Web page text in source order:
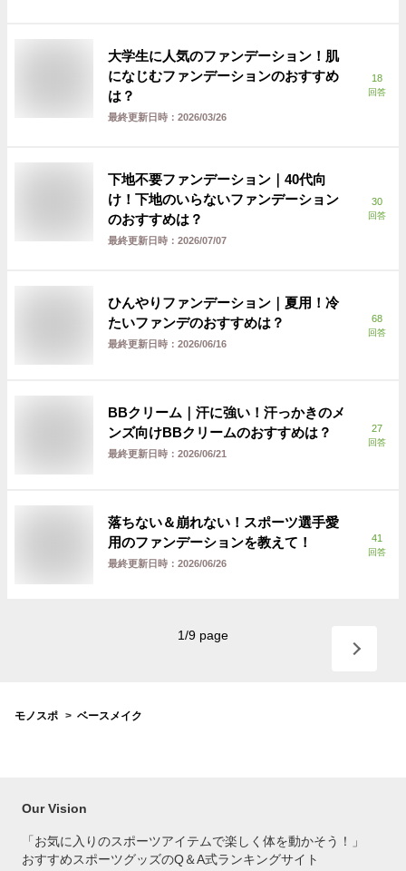
大学生に人気のファンデーション！肌
になじむファンデーションのおすすめ
は？
最終更新日時： 2026/03/26
18
回答
下地不要ファンデーション｜40代向
け！下地のいらないファンデーション
のおすすめは？
最終更新日時： 2026/07/07
30
回答
ひんやりファンデーション｜夏用！冷
たいファンデのおすすめは？
最終更新日時： 2026/06/16
68
回答
BBクリーム｜汗に強い！汗っかきのメ
ンズ向けBBクリームのおすすめは？
最終更新日時： 2026/06/21
27
回答
落ちない＆崩れない！スポーツ選手愛
用のファンデーションを教えて！
最終更新日時： 2026/06/26
41
回答
1/9 page
モノスポ ベースメイク
Our Vision
「お気に入りのスポーツアイテムで楽しく体を動かそう！」
おすすめスポーツグッズのQ＆A式ランキングサイト